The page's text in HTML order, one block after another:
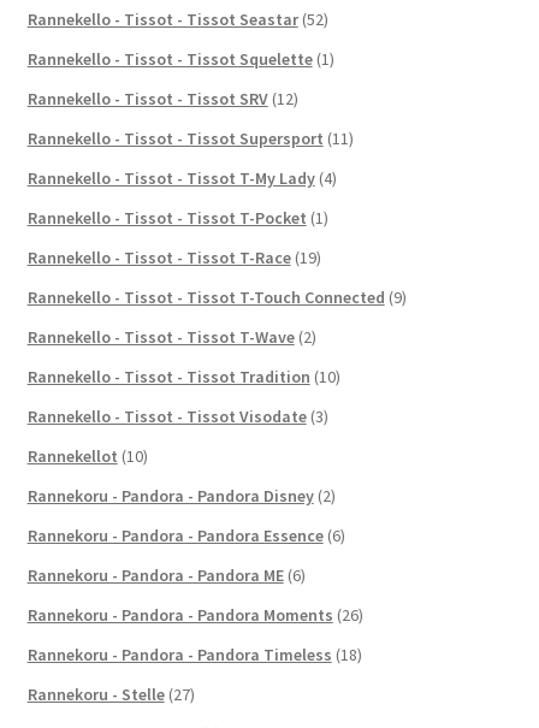
Rannekello - Tissot - Tissot Seastar (52)
Rannekello - Tissot - Tissot Squelette (1)
Rannekello - Tissot - Tissot SRV (12)
Rannekello - Tissot - Tissot Supersport (11)
Rannekello - Tissot - Tissot T-My Lady (4)
Rannekello - Tissot - Tissot T-Pocket (1)
Rannekello - Tissot - Tissot T-Race (19)
Rannekello - Tissot - Tissot T-Touch Connected (9)
Rannekello - Tissot - Tissot T-Wave (2)
Rannekello - Tissot - Tissot Tradition (10)
Rannekello - Tissot - Tissot Visodate (3)
Rannekellot (10)
Rannekoru - Pandora - Pandora Disney (2)
Rannekoru - Pandora - Pandora Essence (6)
Rannekoru - Pandora - Pandora ME (6)
Rannekoru - Pandora - Pandora Moments (26)
Rannekoru - Pandora - Pandora Timeless (18)
Rannekoru - Stelle (27)